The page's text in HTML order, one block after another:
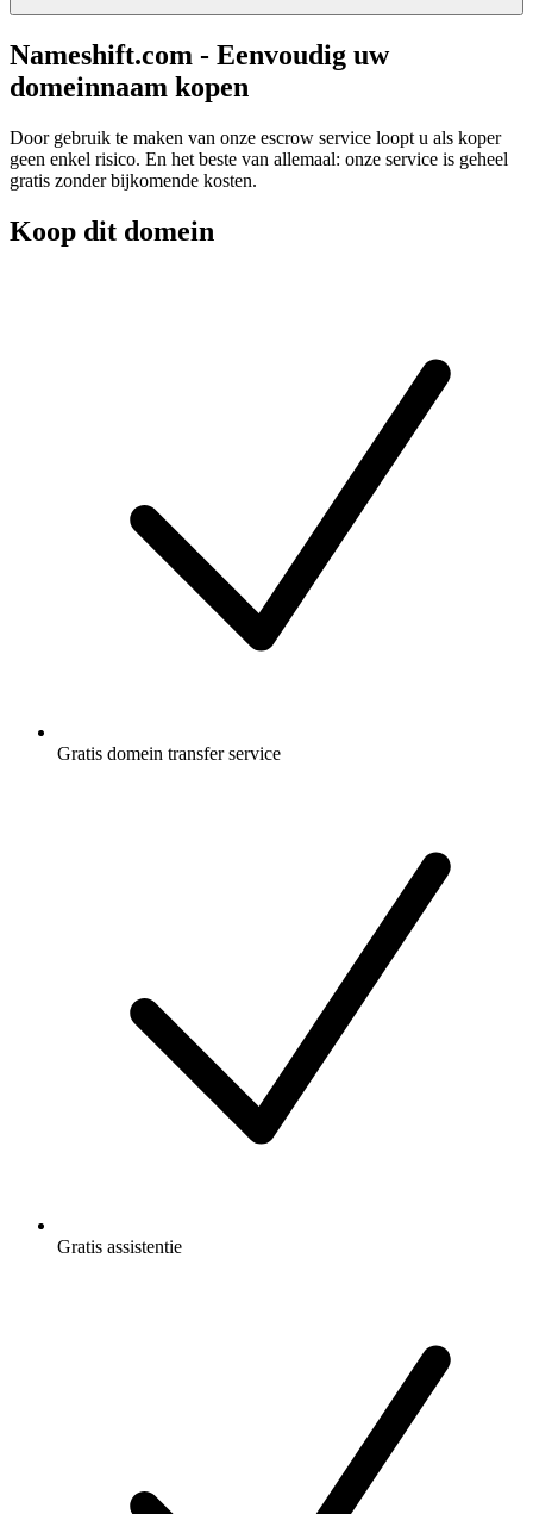
Nameshift.com - Eenvoudig uw
domeinnaam kopen
Door gebruik te maken van onze escrow service loopt u als koper
geen enkel risico. En het beste van allemaal: onze service is geheel
gratis zonder bijkomende kosten.
Koop dit domein
Gratis domein transfer service
Gratis assistentie